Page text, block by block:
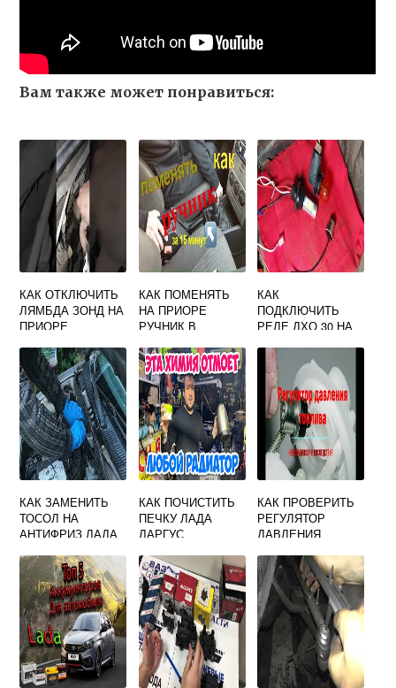
Вам также может понравиться:
КАК ОТКЛЮЧИТЬ
ЛЯМБДА ЗОНД НА
ПРИОРЕ
КАК ПОМЕНЯТЬ
НА ПРИОРЕ
РУЧНИК В
КАК
ПОДКЛЮЧИТЬ
РЕЛЕ ДХО 30 НА
КАК ЗАМЕНИТЬ
ТОСОЛ НА
АНТИФРИЗ ЛАДА
КАК ПОЧИСТИТЬ
ПЕЧКУ ЛАДА
ЛАРГУС
КАК ПРОВЕРИТЬ
РЕГУЛЯТОР
ДАВЛЕНИЯ
16 КЛАПАНОВ